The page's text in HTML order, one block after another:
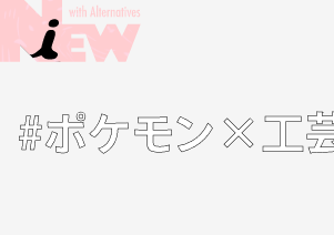
#ポケモン×工